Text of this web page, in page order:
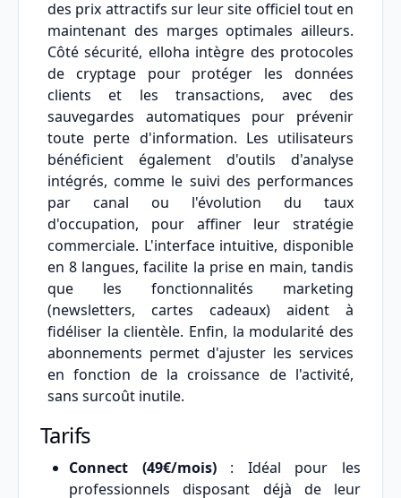
des prix attractifs sur leur site officiel tout en
maintenant des marges optimales ailleurs.
Côté sécurité, elloha intègre des protocoles
de cryptage pour protéger les données
clients et les transactions, avec des
sauvegardes automatiques pour prévenir
toute perte d'information. Les utilisateurs
bénéficient également d'outils d'analyse
intégrés, comme le suivi des performances
par canal ou l'évolution du taux
d'occupation, pour affiner leur stratégie
commerciale. L'interface intuitive, disponible
en 8 langues, facilite la prise en main, tandis
que les fonctionnalités marketing
(newsletters, cartes cadeaux) aident à
fidéliser la clientèle. Enfin, la modularité des
abonnements permet d'ajuster les services
en fonction de la croissance de l'activité,
sans surcoût inutile.
Tarifs
Connect (49€/mois): Idéal pour les
professionnels disposant déjà de leur